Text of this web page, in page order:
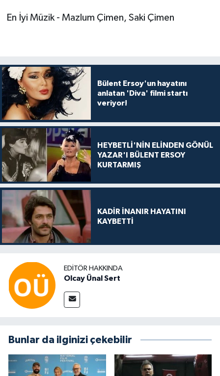
En İyi Müzik - Mazlum Çimen, Saki Çimen
Bülent Ersoy'un hayatını
anlatan 'Diva' filmi startı
veriyor!
HEYBETLİ'NİN ELİNDEN GÖNÜL
YAZAR'I BÜLENT ERSOY
KURTARMIŞ
KADİR İNANIR HAYATINI
KAYBETTİ
EDITÖR HAKKINDA
Olcay Ünal Sert
Bunlar da ilginizi çekebilir